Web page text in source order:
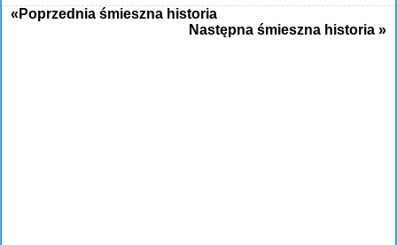
«Poprzednia śmieszna historia
Następna śmieszna historia »